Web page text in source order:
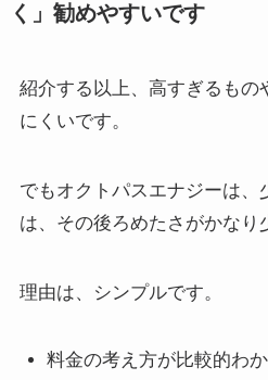
く」勧めやすいです
紹介する以上、高すぎるもの
にくいです。
でもオクトパスエナジーは、
は、その後ろめたさがかなり
理由は、シンプルです。
料金の考え方が比較的わ